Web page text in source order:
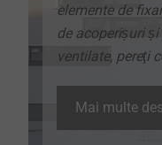
elemente de
de acoperișuri
ventilate, pereţi
Mai multe